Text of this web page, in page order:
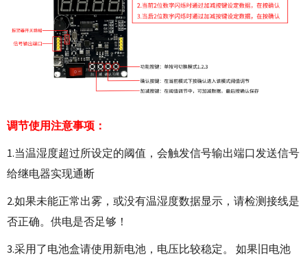
调节使用注意事项：
1.当温湿度超过所设定的阈值，会触发信号输出端口发送信号
给继电器实现通断
2.如果未能正常出雾，或没有温湿度数据显示，请检测接线是
否正确。供电是否足够！
3.采用了电池盒请使用新电池，电压比较稳定。 如果旧电池